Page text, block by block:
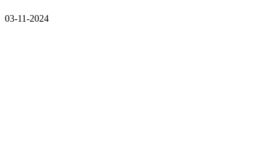
03-11-2024